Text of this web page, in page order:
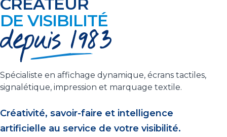
DE VISIBILITÉ
Spécialiste en affichage dynamique, écrans tactiles,
signalétique, impression et marquage textile.
Créativité, savoir-faire et intelligence
artificielle au service de votre visibilité.